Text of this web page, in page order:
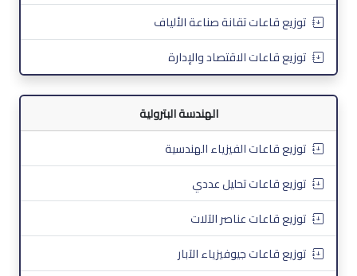
توزيع قاعات تقانة صناعة الألياف
توزيع قاعات الاقتصاد والإدارة
الهندسة البترولية
توزيع قاعات الفيزياء الهندسية
توزيع قاعات تحليل عددي
توزيع قاعات عناصر الآلات
توزيع قاعات جيوفيزياء الآبار